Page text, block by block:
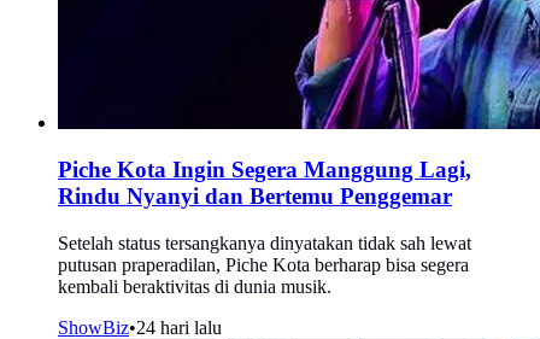
Piche Kota Ingin Segera Manggung Lagi,
Rindu Nyanyi dan Bertemu Penggemar
Setelah status tersangkanya dinyatakan tidak sah lewat
putusan praperadilan, Piche Kota berharap bisa segera
kembali beraktivitas di dunia musik.
ShowBiz•24 hari lalu